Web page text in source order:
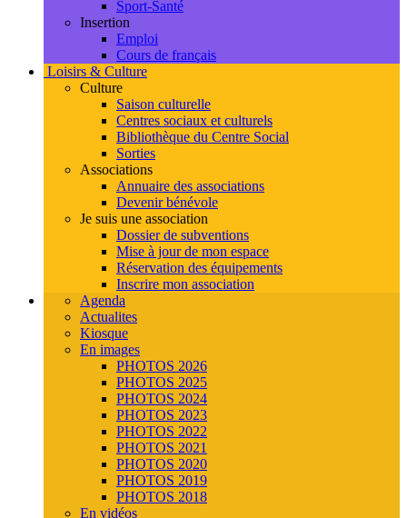
Sport-Santé
Insertion
Emploi
Cours de français
Loisirs & Culture
Culture
Saison culturelle
Centres sociaux et culturels
Bibliothèque du Centre Social
Sorties
Associations
Annuaire des associations
Devenir bénévole
Je suis une association
Dossier de subventions
Mise à jour de mon espace
Réservation des équipements
Inscrire mon association
Agenda
Actualites
Kiosque
En images
PHOTOS 2026
PHOTOS 2025
PHOTOS 2024
PHOTOS 2023
PHOTOS 2022
PHOTOS 2021
PHOTOS 2020
PHOTOS 2019
PHOTOS 2018
En vidéos